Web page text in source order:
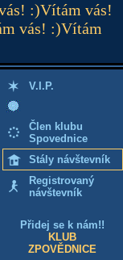
:)Vítám vás!
vás! :)Vítám
V.I.P.
Člen klubu
Spovednice
Stály návštevník
Registrovaný
návštevník
Přidej se k nám!!
KLUB
ZPOVĚDNICE